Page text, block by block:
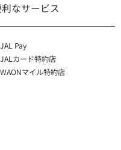
なサービス
JAL Pay
JALカード特約店
WAONマイル特約店